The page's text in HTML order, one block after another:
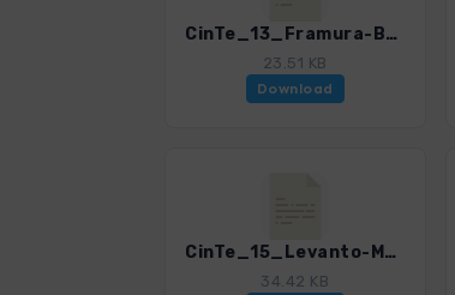
CinTe_13_Framura-Bonassola.gpx
23.51 KB
Download
CinTe_15_Levanto-Monterosso.gpx
34.42 KB